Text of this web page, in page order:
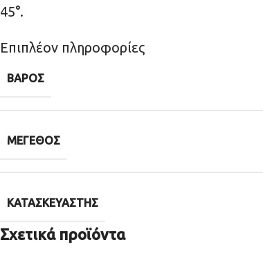
45°.
Επιπλέον πληροφορίες
ΒΆΡΟΣ
ΜΈΓΕΘΟΣ
ΚΑΤΑΣΚΕΥΑΣΤΉΣ
Σχετικά προϊόντα